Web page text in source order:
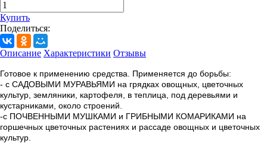
Купить
Поделиться:
Описание Характеристики Отзывы
Готовое к применению средства. Применяется до борьбы:
- с САДОВЫМИ МУРАВЬЯМИ на грядках овощных, цветочных
культур, земляники, картофеля, в теплица, под деревьями и
кустарниками, около строений.
-с ПОЧВЕННЫМИ МУШКАМИ и ГРИБНЫМИ КОМАРИКАМИ на
горшечных цветочных растениях и рассаде овощных и цветочных
культур.